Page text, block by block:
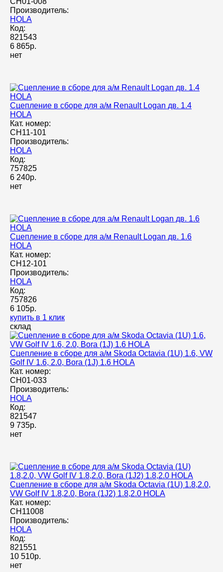
Производитель:
HOLA
Код:
821543
6 865р.
нет
Сцепление в сборе для а/м Renault Logan дв. 1.4
HOLA
Кат. номер:
CH11-101
Производитель:
HOLA
Код:
757825
6 240р.
нет
Сцепление в сборе для а/м Renault Logan дв. 1.6
HOLA
Кат. номер:
CH12-101
Производитель:
HOLA
Код:
757826
6 105р.
купить в 1 клик
склад
Сцепление в сборе для а/м Skoda Octavia (1U) 1.6, VW
Golf IV 1.6, 2.0, Bora (1J) 1.6 HOLA
Кат. номер:
CH01-033
Производитель:
HOLA
Код:
821547
9 735р.
нет
Сцепление в сборе для а/м Skoda Octavia (1U) 1.8,2.0,
VW Golf IV 1.8,2.0, Bora (1J2) 1.8,2.0 HOLA
Кат. номер:
CH11008
Производитель:
HOLA
Код:
821551
10 510р.
нет